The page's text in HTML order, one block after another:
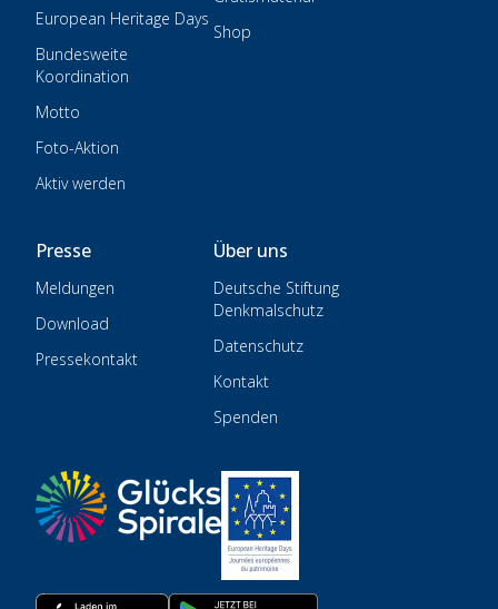
European Heritage Days
Bundesweite
Koordination
Motto
Foto-Aktion
Aktiv werden
Shop
Presse
Meldungen
Download
Pressekontakt
Über uns
Deutsche Stiftung
Denkmalschutz
Datenschutz
Kontakt
Spenden